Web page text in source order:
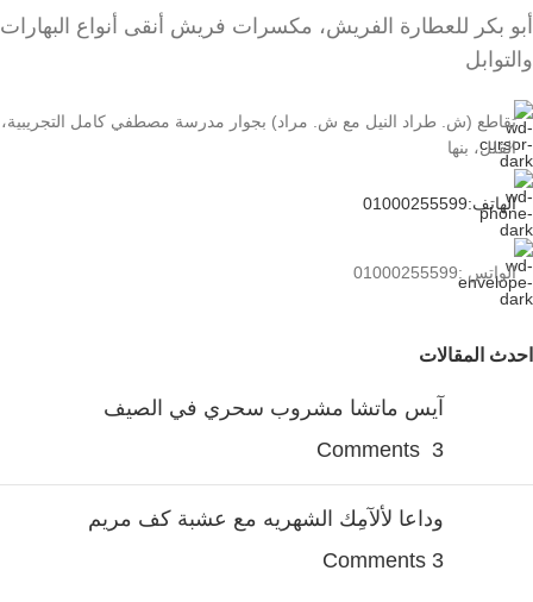
أبو بكر للعطارة الفريش، مكسرات فريش أنقى أنواع البهارات
والتوابل
تقاطع (ش. طراد النيل مع ش. مراد) بجوار مدرسة مصطفي كامل التجريبية،
الڤلل، بنها
الهاتف:01000255599
الواتس :01000255599
احدث المقالات
آيس ماتشا مشروب سحري في الصيف
3 Comments
وداعا لألآمِك الشهريه مع عشبة كف مريم
3 Comments